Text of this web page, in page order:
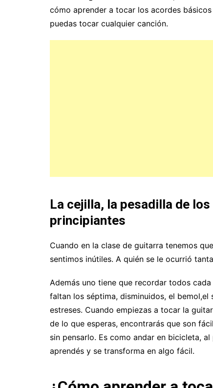
cómo aprender a tocar los acordes
puedas tocar cualquier canción.
La cejilla, la pesadilla de
principiantes
Cuando en la clase de guitarra tenemos
sentimos inútiles. A quién se le ocurrió
Además uno tiene que recordar todos
faltan los séptima, disminuidos, el
estreses. Cuando empiezas a tocar la
de lo que esperas, encontrarás que son
sin pensarlo. Es como andar en bicicleta,
aprendés y se transforma en algo fácil.